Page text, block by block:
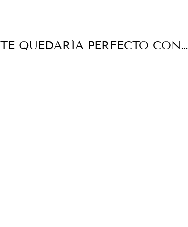
TE QUEDARÍA PERFECTO CON…